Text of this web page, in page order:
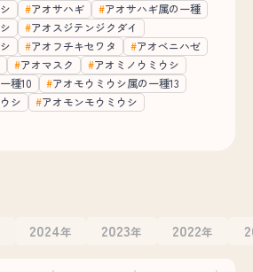
アオサハギ
アオサハギ属の一種
アオスジテンジクダイ
アオフチキセワタ
アオベニハゼ
アオマスク
アオミノウミウシ
種10
アオモウミウシ属の一種13
シ
アオモンモウミウシ
2024年 2023年 2022年